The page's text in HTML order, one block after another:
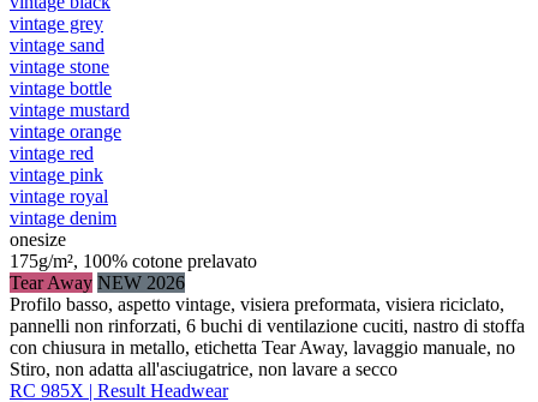
vintage grey
vintage sand
vintage stone
vintage bottle
vintage mustard
vintage orange
vintage red
vintage pink
vintage royal
vintage denim
onesize
175g/m², 100% cotone prelavato
Tear Away NEW 2026
Profilo basso, aspetto vintage, visiera preformata, visiera riciclato,
pannelli non rinforzati, 6 buchi di ventilazione cuciti, nastro di stoffa
con chiusura in metallo, etichetta Tear Away, lavaggio manuale, no
Stiro, non adatta all'asciugatrice, non lavare a secco
RC 985X | Result Headwear